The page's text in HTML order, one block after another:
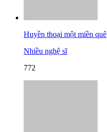
Huyền thoại một miền quê
Nhiều nghệ sĩ
772